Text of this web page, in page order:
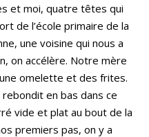
et moi, quatre têtes qui
de l’école primaire de la
une voisine qui nous a
on accélère. Notre mère
omelette et des frites.
en bas dans ce
vide et plat au bout de la
premiers pas, on y a